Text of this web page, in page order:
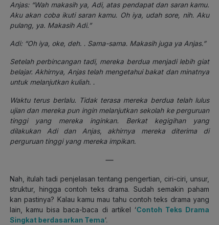
Anjas: “Wah makasih ya, Adi, atas pendapat dan saran kamu.
Aku akan coba ikuti saran kamu. Oh iya, udah sore, nih. Aku
pulang, ya. Makasih Adi.”
Adi: “Oh iya, oke, deh. . Sama-sama. Makasih juga ya Anjas.”
Setelah perbincangan tadi, mereka berdua menjadi lebih giat
belajar. Akhirnya, Anjas telah mengetahui bakat dan minatnya
untuk melanjutkan kuliah. .
Waktu terus berlalu. Tidak terasa mereka berdua telah lulus
ujian dan mereka pun ingin melanjutkan sekolah ke perguruan
tinggi yang mereka inginkan. Berkat kegigihan yang
dilakukan Adi dan Anjas, akhirnya mereka diterima di
perguruan tinggi yang mereka impikan.
—
Nah, itulah tadi penjelasan tentang pengertian, ciri-ciri, unsur,
struktur, hingga contoh teks drama. Sudah semakin paham
kan pastinya? Kalau kamu mau tahu contoh teks drama yang
lain, kamu bisa baca-baca di artikel ‘Contoh Teks Drama
Singkat berdasarkan Tema‘.